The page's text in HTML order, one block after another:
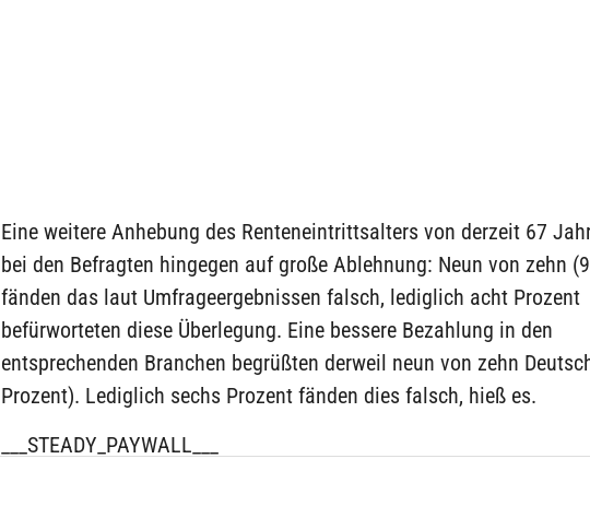
Eine weitere Anhebung des Renteneintrittsalters von derzeit 67
bei den Befragten hingegen auf große Ablehnung: Neun von zehn
fänden das laut Umfrageergebnissen falsch, lediglich acht Prozent
befürworteten diese Überlegung. Eine bessere Bezahlung in den
entsprechenden Branchen begrüßten derweil neun von zehn
Prozent). Lediglich sechs Prozent fänden dies falsch, hieß es.
___STEADY_PAYWALL___